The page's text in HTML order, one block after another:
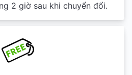
2 giờ sau khi chuyển đổi.